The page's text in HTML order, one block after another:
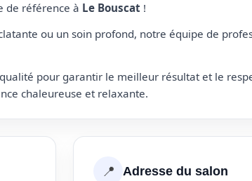
de référence à Le Bouscat !
ou un soin profond, notre équipe de
pour garantir le meilleur résultat et le
chaleureuse et relaxante.
📍 Adresse du salon